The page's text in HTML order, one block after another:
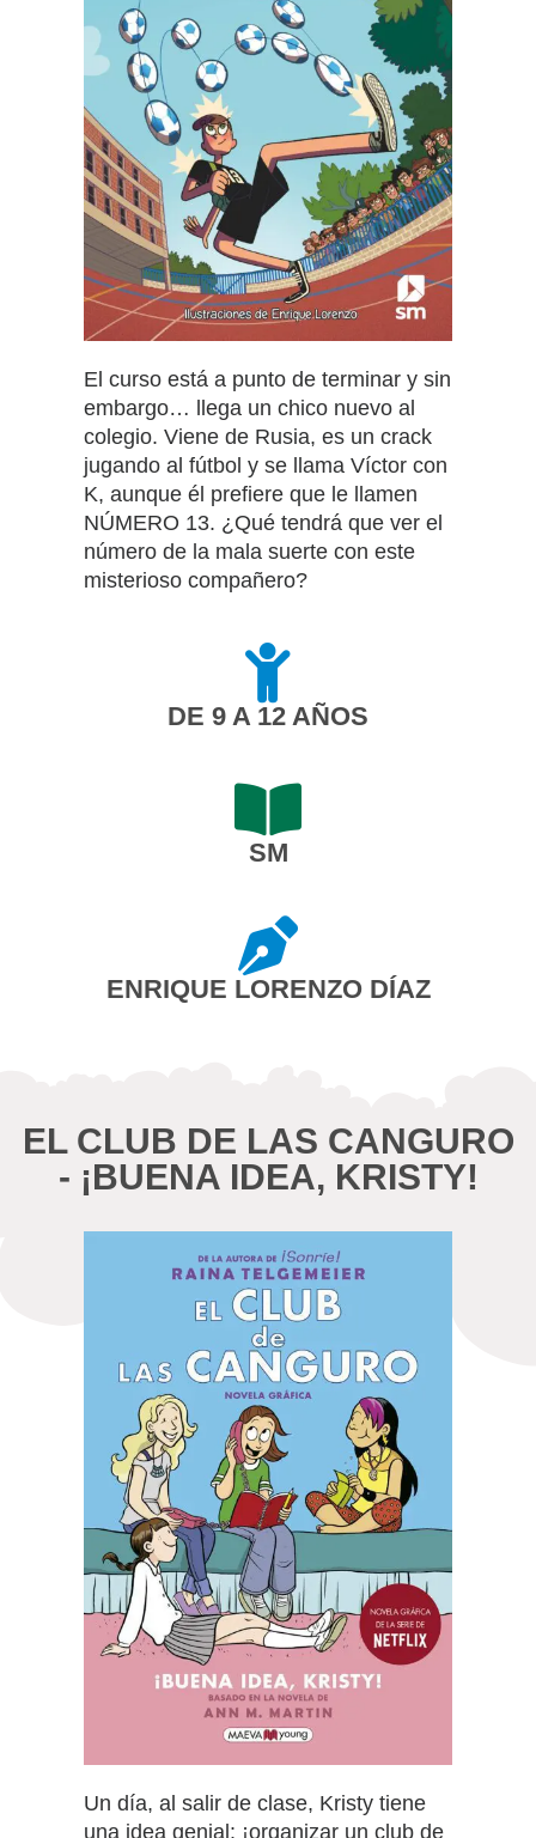
El curso está a punto de terminar y sin
embargo… llega un chico nuevo al
colegio. Viene de Rusia, es un crack
jugando al fútbol y se llama Víctor con
K, aunque él prefiere que le llamen
NÚMERO 13. ¿Qué tendrá que ver el
número de la mala suerte con este
misterioso compañero?
DE 9 A 12 AÑOS
SM
ENRIQUE LORENZO DÍAZ
EL CLUB DE LAS CANGURO
- ¡BUENA IDEA, KRISTY!
Un día, al salir de clase, Kristy tiene
una idea genial: ¡organizar un club de